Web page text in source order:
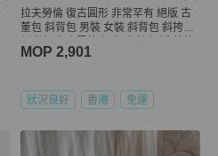
拉夫勞倫 復古圓形 非常罕有 絕版 古
董包 斜背包 男裝 女裝 斜背包 斜挎包
風 學院風 Ralph Lauren polo circle b
MOP 2,901
狀況良好 香港 免運